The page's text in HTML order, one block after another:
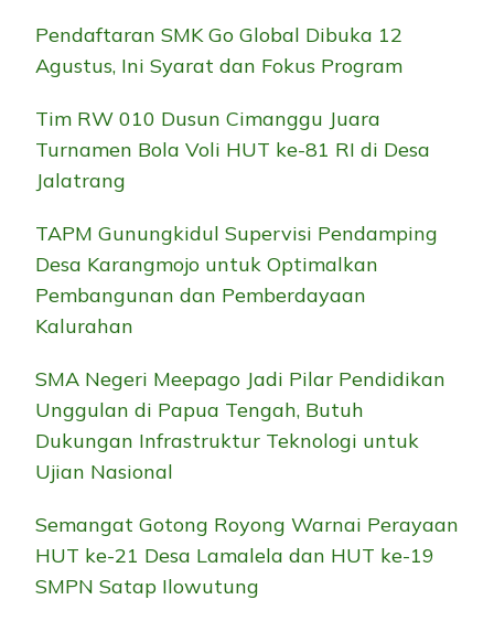
Pendaftaran SMK Go Global Dibuka 12
Agustus, Ini Syarat dan Fokus Program
Tim RW 010 Dusun Cimanggu Juara
Turnamen Bola Voli HUT ke-81 RI di Desa
Jalatrang
TAPM Gunungkidul Supervisi Pendamping
Desa Karangmojo untuk Optimalkan
Pembangunan dan Pemberdayaan
Kalurahan
SMA Negeri Meepago Jadi Pilar Pendidikan
Unggulan di Papua Tengah, Butuh
Dukungan Infrastruktur Teknologi untuk
Ujian Nasional
Semangat Gotong Royong Warnai Perayaan
HUT ke-21 Desa Lamalela dan HUT ke-19
SMPN Satap Ilowutung